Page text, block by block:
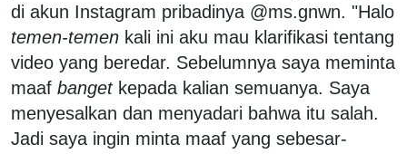
di akun Instagram pribadinya @ms.gnwn. "Halo
temen-temen kali ini aku mau klarifikasi tentang
video yang beredar. Sebelumnya saya meminta
maaf bangetkepada kalian semuanya. Saya
menyesalkan dan menyadari bahwa itu salah.
Jadi saya ingin minta maaf yang sebesar-